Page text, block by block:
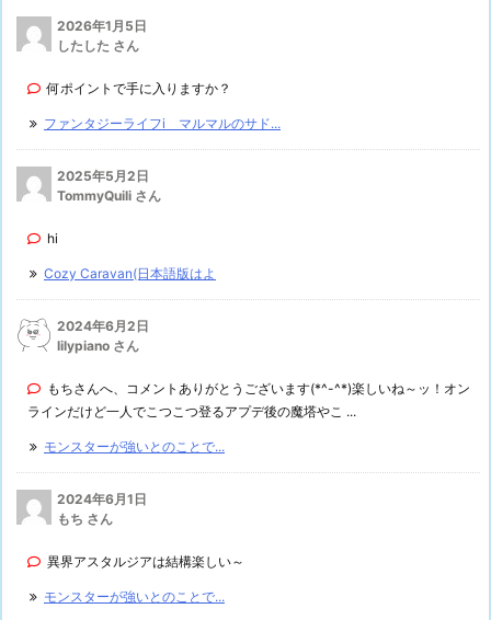
2026年1月5日
したした さん
何ポイントで手に入りますか？
ファンタジーライフi マルマルのサド...
2025年5月2日
TommyQuili さん
hi
Cozy Caravan(日本語版はよ
2024年6月2日
lilypiano さん
もちさんへ、コメントありがとうございます(*^-^*)楽しいね～ッ！オン
ラインだけど一人でこつこつ登るアプデ後の魔塔やこ ...
モンスターが強いとのことで...
2024年6月1日
もち さん
異界アスタルジアは結構楽しい～
モンスターが強いとのことで...